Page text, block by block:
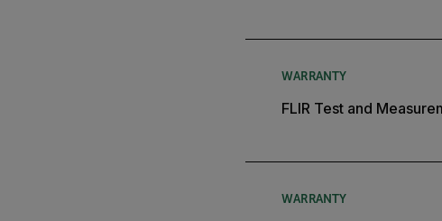
WARRANTY
FLIR Test and
WARRANTY